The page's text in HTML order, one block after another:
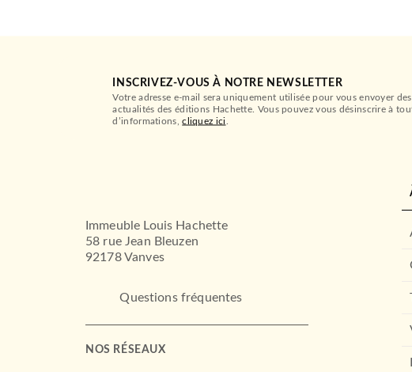
INSCRIVEZ-VOUS À NOTRE NEWSLETTER
Votre adresse e-mail sera uniquement utilisée pour vous envoyer
actualités des éditions Hachette. Vous pouvez vous désinscrire à
d’informations,cliquez ici
Immeuble Louis Hachette
58 rue Jean Bleuzen
92178 Vanves
Questions fréquentes
NOS RÉSEAUX